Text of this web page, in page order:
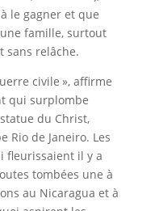
le gagner et que
famille, surtout
sans relâche.
civile », affirme
qui surplombe
du Christ,
Rio de Janeiro. Les
fleurissaient il y a
tombées une à
au Nicaragua et à